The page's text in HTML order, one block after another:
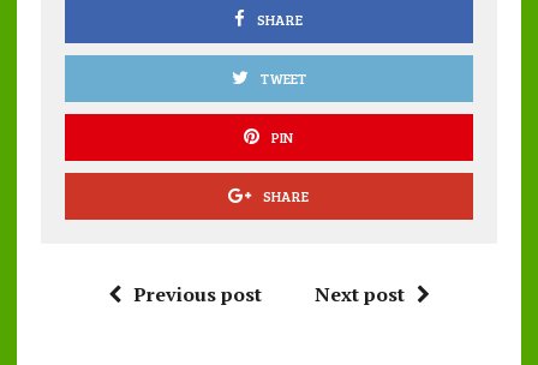
k p SHARE
TWEET
PIN
SHARE
Previous post Next post